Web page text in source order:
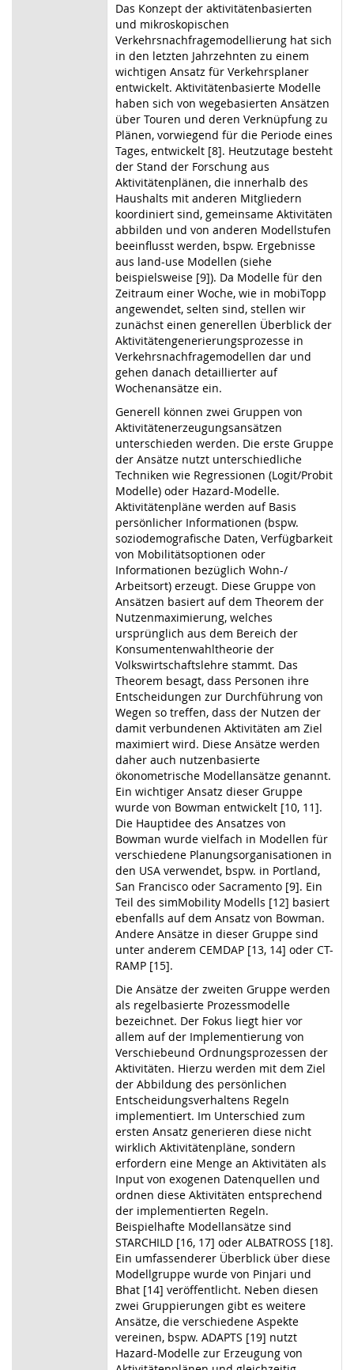
Das Konzept der aktivitätenbasierten
und mikroskopischen
Verkehrsnachfragemodellierung hat sich
in den letzten Jahrzehnten zu einem
wichtigen Ansatz für Verkehrsplaner
entwickelt. Aktivitätenbasierte Modelle
haben sich von wegebasierten Ansätzen
über Touren und deren Verknüpfung zu
Plänen, vorwiegend für die Periode eines
Tages, entwickelt [8]. Heutzutage besteht
der Stand der Forschung aus
Aktivitätenplänen, die innerhalb des
Haushalts mit anderen Mitgliedern
koordiniert sind, gemeinsame Aktivitäten
abbilden und von anderen Modellstufen
beeinflusst werden, bspw. Ergebnisse
aus land-use Modellen (siehe
beispielsweise [9]). Da Modelle für den
Zeitraum einer Woche, wie in mobiTopp
angewendet, selten sind, stellen wir
zunächst einen generellen Überblick der
Aktivitätengenerierungsprozesse in
Verkehrsnachfragemodellen dar und
gehen danach detaillierter auf
Wochenansätze ein.
Generell können zwei Gruppen von
Aktivitätenerzeugungsansätzen
unterschieden werden. Die erste Gruppe
der Ansätze nutzt unterschiedliche
Techniken wie Regressionen (Logit/Probit
Modelle) oder Hazard-Modelle.
Aktivitätenpläne werden auf Basis
persönlicher Informationen (bspw.
soziodemografische Daten, Verfügbarkeit
von Mobilitätsoptionen oder
Informationen bezüglich Wohn-/
Arbeitsort) erzeugt. Diese Gruppe von
Ansätzen basiert auf dem Theorem der
Nutzenmaximierung, welches
ursprünglich aus dem Bereich der
Konsumentenwahltheorie der
Volkswirtschaftslehre stammt. Das
Theorem besagt, dass Personen ihre
Entscheidungen zur Durchführung von
Wegen so treffen, dass der Nutzen der
damit verbundenen Aktivitäten am Ziel
maximiert wird. Diese Ansätze werden
daher auch nutzenbasierte
ökonometrische Modellansätze genannt.
Ein wichtiger Ansatz dieser Gruppe
wurde von Bowman entwickelt [10, 11].
Die Hauptidee des Ansatzes von
Bowman wurde vielfach in Modellen für
verschiedene Planungsorganisationen in
den USA verwendet, bspw. in Portland,
San Francisco oder Sacramento [9]. Ein
Teil des simMobility Modells [12] basiert
ebenfalls auf dem Ansatz von Bowman.
Andere Ansätze in dieser Gruppe sind
unter anderem CEMDAP [13, 14] oder CT-
RAMP [15].
Die Ansätze der zweiten Gruppe werden
als regelbasierte Prozessmodelle
bezeichnet. Der Fokus liegt hier vor
allem auf der Implementierung von
Verschiebeund Ordnungsprozessen der
Aktivitäten. Hierzu werden mit dem Ziel
der Abbildung des persönlichen
Entscheidungsverhaltens Regeln
implementiert. Im Unterschied zum
ersten Ansatz generieren diese nicht
wirklich Aktivitätenpläne, sondern
erfordern eine Menge an Aktivitäten als
Input von exogenen Datenquellen und
ordnen diese Aktivitäten entsprechend
der implementierten Regeln.
Beispielhafte Modellansätze sind
STARCHILD [16, 17] oder ALBATROSS [18].
Ein umfassenderer Überblick über diese
Modellgruppe wurde von Pinjari und
Bhat [14] veröffentlicht. Neben diesen
zwei Gruppierungen gibt es weitere
Ansätze, die verschiedene Aspekte
vereinen, bspw. ADAPTS [19] nutzt
Hazard-Modelle zur Erzeugung von